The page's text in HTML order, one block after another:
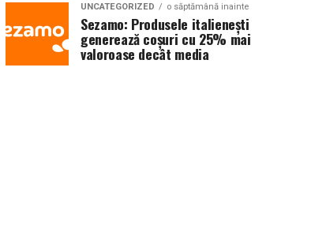
UNCATEGORIZED o săptămână inainte
Sezamo: Produsele italienești
generează coșuri cu 25% mai
valoroase decât media